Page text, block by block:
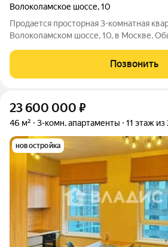
Волоколамское шоссе,10
Продается просторная 3-комнатная
Волоколамском шоссе, 10, в Москве.
9 кв. м. Квартира расположена на 10
кирпичного сталинского дома с
Позвонить
23 600 000 ₽
46 м² 3-комн. апартаменты 11 этаж из
новостройка